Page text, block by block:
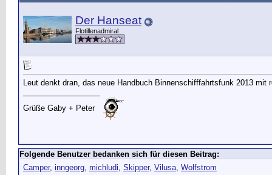
Der Hanseat
Flotillenadmiral
Leut denkt dran, das neue Handbuch Binnenschifffahrtsfunk 2013
Grüße Gaby + Peter
Folgende Benutzer bedanken sich für diesen Beitrag:
Camper, inngeorg, michludi, Skipper, Vilusa, Wolfstrom